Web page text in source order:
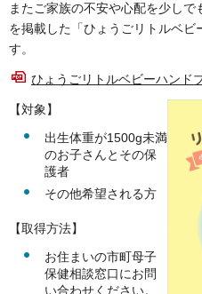
またご家族の不安や心配を少し
を掲載した「ひょうごリトルベビ
す。
ひょうごリトルベビーハンド
【対象】
出生体重が1500g未満
のお子さんとその保
護者
その他希望される方
【取得方法】
お住まいの市町母子
保健相談窓口にお問
い合わせください。